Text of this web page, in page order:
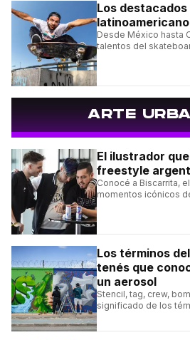
Los
Desde México hasta
talentos del
ARTE
El ilustrador
freestyle
Conocé a Biscarrita,
momentos icónicos
Los términos
tenés que
un aerosol
Stencil, tag, crew,
significado de los